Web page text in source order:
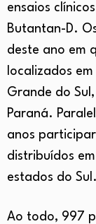
ensaios
Butantan-D.
deste ano em
localizados
Grande do
Paraná.
anos
distribuídos
estados do Sul.
Ao todo, 997